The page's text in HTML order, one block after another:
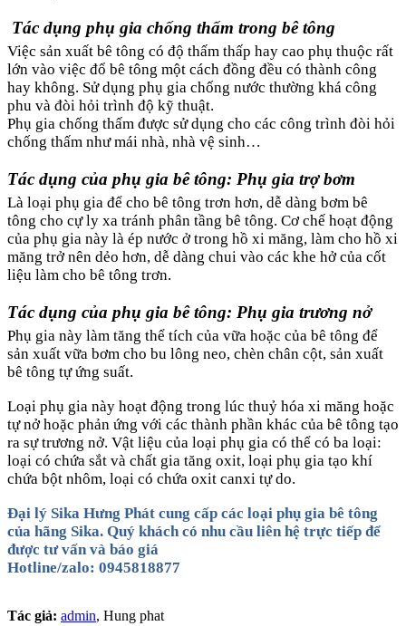
Tác dụng phụ gia chống thấm trong bê tông
Việc sản xuất bê tông có độ thấm thấp hay cao phụ thuộc rất
lớn vào việc đổ bê tông một cách đồng đều có thành công
hay không. Sử dụng phụ gia chống nước thường khá công
phu và đòi hỏi trình độ kỹ thuật.
Phụ gia chống thấm được sử dụng cho các công trình đòi hỏi
chống thấm như mái nhà, nhà vệ sinh…
Tác dụng của phụ gia bê tông: Phụ gia trợ bơm
Là loại phụ gia để cho bê tông trơn hơn, dễ dàng bơm bê
tông cho cự ly xa tránh phân tầng bê tông. Cơ chế hoạt động
của phụ gia này là ép nước ở trong hồ xi măng, làm cho hồ xi
măng trở nên dẻo hơn, dễ dàng chui vào các khe hở của cốt
liệu làm cho bê tông trơn.
Tác dụng của phụ gia bê tông: Phụ gia trương nở
Phụ gia này làm tăng thể tích của vữa hoặc của bê tông để
sản xuất vữa bơm cho bu lông neo, chèn chân cột, sản xuất
bê tông tự ứng suất.
Loại phụ gia này hoạt động trong lúc thuỷ hóa xi măng hoặc
tự nở hoặc phản ứng với các thành phần khác của bê tông tạo
ra sự trương nở. Vật liệu của loại phụ gia có thể có ba loại:
loại có chứa sắt và chất gia tăng oxit, loại phụ gia tạo khí
chứa bột nhôm, loại có chứa oxit canxi tự do.
Đại lý Sika Hưng Phát cung cấp các loại phụ gia bê tông
của hãng Sika. Quý khách có nhu cầu liên hệ trực tiếp để
được tư vấn và báo giá
Hotline/zalo: 0945818877
Tác giả: admin, Hung phat